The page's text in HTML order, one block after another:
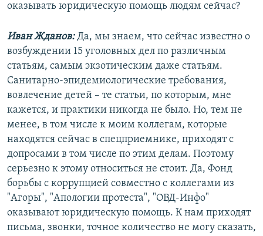
оказывать юридическую помощь людям сейчас?
Иван Жданов:Да, мы знаем, что сейчас известно о
возбуждении 15 уголовных дел по различным
статьям, самым экзотическим даже статьям.
Санитарно-эпидемиологические требования,
вовлечение детей – те статьи, по которым, мне
кажется, и практики никогда не было. Но, тем не
менее, в том числе к моим коллегам, которые
находятся сейчас в спецприемнике, приходят с
допросами в том числе по этим делам. Поэтому
серьезно к этому относиться не стоит. Да, Фонд
борьбы с коррупцией совместно с коллегами из
"Агоры", "Апологии протеста", "ОВД-Инфо"
оказывают юридическую помощь. К нам приходят
письма, звонки, точное количество не могу сказать,